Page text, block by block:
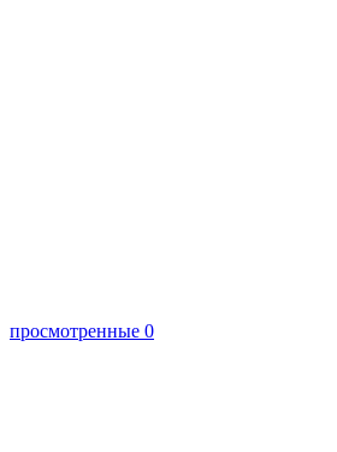
просмотренные 0